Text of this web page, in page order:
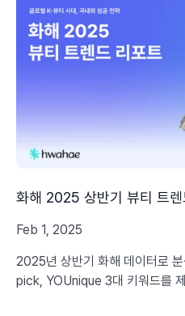
화해 2025 상반기 뷰티 트렌
Feb 1, 2025
2025년 상반기 화해 데이터로
pick, YOUnique 3대 키워드를